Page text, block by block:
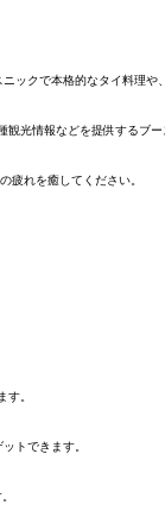
ックで本格的なタイ料理
観光情報などを提供するブ
疲れを癒してください。
す。
トできます。